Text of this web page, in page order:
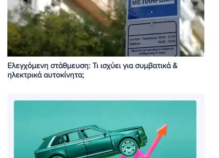
Ελεγχόμενη στάθμευση: Τι ισχύει για συμβατικά &
ηλεκτρικά αυτοκίνητα;